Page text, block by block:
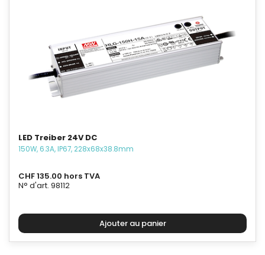
LED Treiber 24V DC
150W, 6.3A, IP67, 228x68x38.8mm
CHF 135.00 hors TVA
N° d'art. 98112